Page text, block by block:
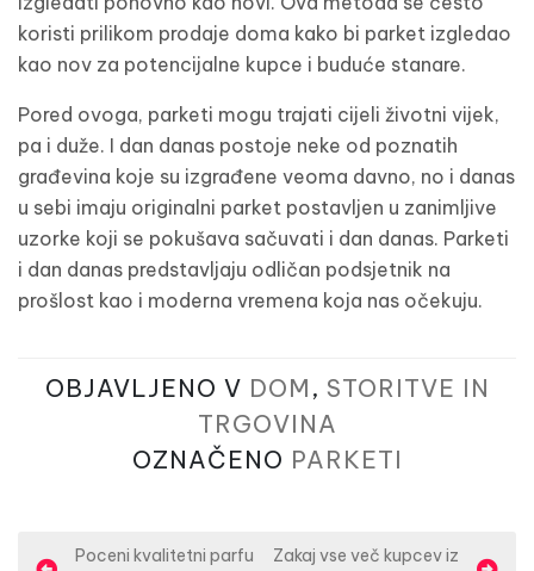
koristi prilikom prodaje doma kako bi parket izgledao
kao nov za potencijalne kupce i buduće stanare.
Pored ovoga, parketi mogu trajati cijeli životni vijek,
pa i duže. I dan danas postoje neke od poznatih
građevina koje su izgrađene veoma davno, no i danas
u sebi imaju originalni parket postavljen u zanimljive
uzorke koji se pokušava sačuvati i dan danas. Parketi
i dan danas predstavljaju odličan podsjetnik na
prošlost kao i moderna vremena koja nas očekuju.
OBJAVLJENO V DOM , STORITVE IN
TRGOVINA
OZNAČENO PARKETI
N
Poceni kvalitetni parfu
Zakaj vse več kupcev iz